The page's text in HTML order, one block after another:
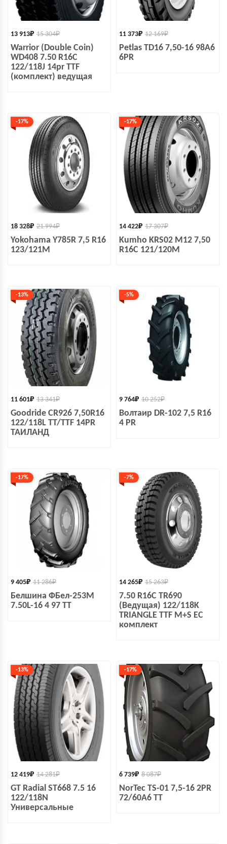
15 304₽
13 913₽
Warrior (Double Coin)
WD408 7.50 R16C
122/118J 14pr TTF
(комплект) ведущая
12 169₽
11 373₽
Petlas TD16 7,50-16 98A6
6PR
-17%
21 994₽
18 328₽
Yokohama Y785R 7,5 R16
123/121M
-17%
17 307₽
14 422₽
Kumho KRS02 M12 7,50
R16C 121/120M
-13%
13 341₽
11 601₽
Goodride CR926 7,50R16
122/118L TT/TTF 14PR
ТАИЛАНД
-5%
10 252₽
9 764₽
Волтаир DR-102 7,5 R16
4 PR
-17%
11 286₽
9 405₽
Белшина ФБел-253М
7.50L-16 4 97 TT
-7%
15 263₽
14 265₽
7.50 R16C TR690
(Ведущая) 122/118K
TRIANGLE TTF M+S ЕС
комплект
-13%
14 281₽
12 419₽
GT Radial ST668 7.5 16
122/118N
Универсальные
-17%
8 087₽
6 739₽
NorTec TS-01 7,5-16 2PR
72/60A6 TT